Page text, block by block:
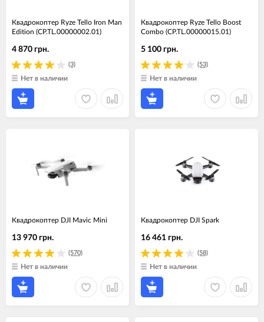
Квадрокоптер Ryze Tello Iron Man
Edition (CP.TL.00000002.01)
(3)
4 870 грн.
Нет в наличии
Квадрокоптер Ryze Tello Boost
Combo (CP.TL.00000015.01)
(53)
5 100 грн.
Нет в наличии
Квадрокоптер DJI Mavic Mini
(570)
13 970 грн.
Нет в наличии
Квадрокоптер DJI Spark
(58)
16 461 грн.
Нет в наличии